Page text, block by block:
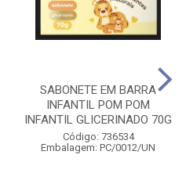
SABONETE EM BARRA
INFANTIL POM POM
INFANTIL GLICERINADO 70G
Código: 736534
Embalagem: PC/0012/UN